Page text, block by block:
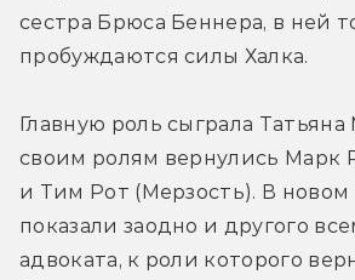
сестра Брюса Беннера, в ней
пробуждаются силы Халка.
Главную роль сыграла Татьяна
своим ролям вернулись Марк
и Тим Рот (Мерзость). В новом
показали заодно и другого
адвоката, к роли которого